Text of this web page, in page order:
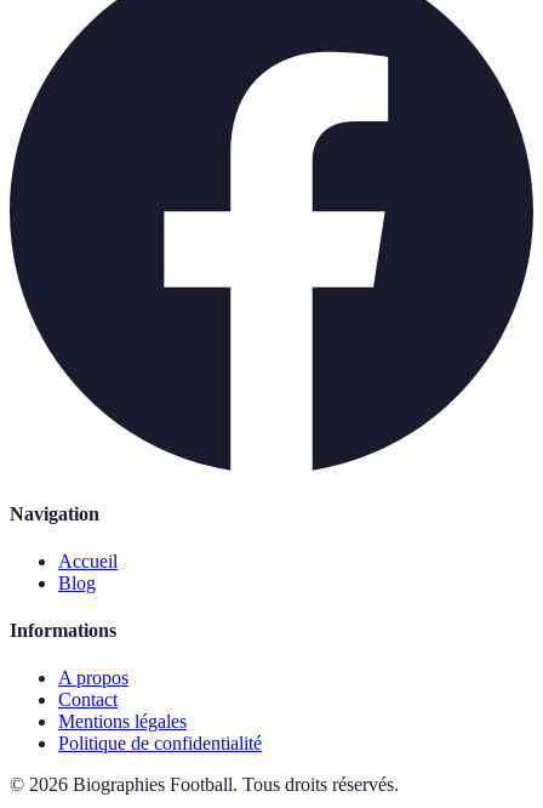
Navigation
Accueil
Blog
Informations
A propos
Contact
Mentions légales
Politique de confidentialité
© 2026 Biographies Football. Tous droits réservés.